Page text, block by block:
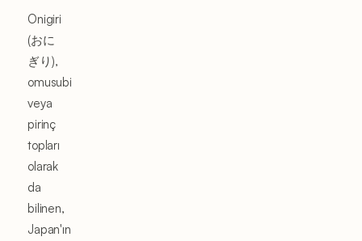
Onigiri
(おに
ぎり),
omusubi
veya
pirinç
topları
olarak
da
bilinen,
Japan'ın